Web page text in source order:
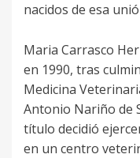
nacidos de esa
Maria Carrasco
en 1990, tras
Medicina
Antonio Nariño de
título decidió
en un centro